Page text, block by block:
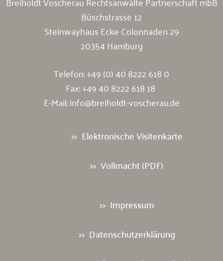
Büschstrasse 12
Steinwayhaus Ecke Colonnaden 29
20354 Hamburg
Telefon:+49 (0) 40 8222 618 0
Fax: +49 40 8222 618 18
E-Mail:info@breiholdt-voscherau.de
Elektronische Visitenkarte
Vollmacht (PDF)
Impressum
Datenschutzerklärung